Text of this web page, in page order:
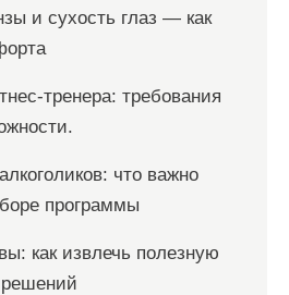
и сухость глаз — как
тренера: требования
что важно
программы
как извлечь полезную